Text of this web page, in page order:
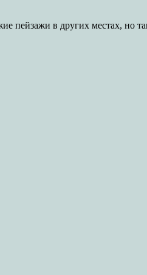
пейзажи в других местах, но